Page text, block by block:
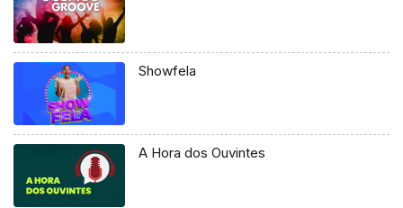
Showfela
A Hora dos Ouvintes